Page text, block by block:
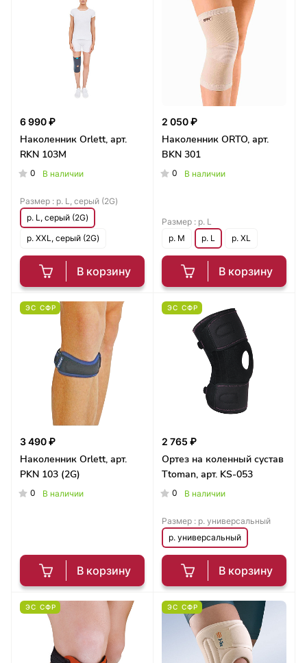
6 990 ₽
Наколенник Orlett, арт.
RKN 103М
0 В наличии
В корзину
Размер : р. L, серый (2G)
р. L, серый (2G)
р. XXL, серый (2G)
2 050 ₽
Наколенник ORTO, арт.
BKN 301
0 В наличии
В корзину
Размер : р. L
р. M
р. L р. XL
ЭС СФР
3 490 ₽
Наколенник Orlett, арт.
PKN 103 (2G)
0 В наличии
В корзину
ЭС СФР
2 765 ₽
Ортез на коленный сустав
Ttoman, арт. KS-053
0 В наличии
В корзину
Размер : р. универсальный
р. универсальный
ЭС СФР ЭС СФР